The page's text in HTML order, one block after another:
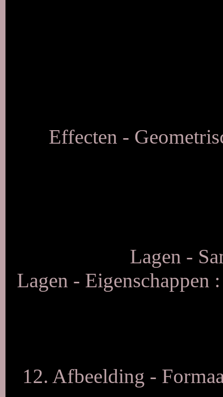
Effecten -
Lagen -
Lagen - Eigenschappen
12. Afbeelding -